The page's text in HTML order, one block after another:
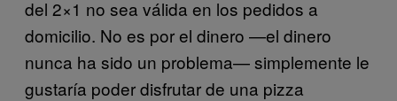
del 2×1 no sea válida en los pedidos a
domicilio. No es por el dinero —el dinero
nunca ha sido un problema— simplemente le
gustaría poder disfrutar de una pizza